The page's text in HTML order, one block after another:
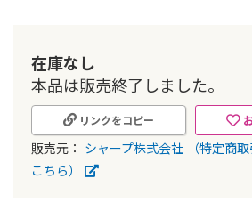
在庫なし
本品は販売終了しました。
リンクをコピー
販売元： シャープ株式会社
（特定商
こちら）